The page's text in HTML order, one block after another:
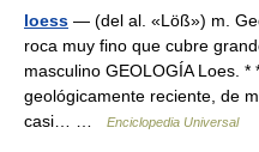
loess — (del al. «Löß») m.
roca muy fino que cubre
masculino GEOLOGÍA Loes. *
geológicamente reciente, de
casi… …
Enciclopedia Universal